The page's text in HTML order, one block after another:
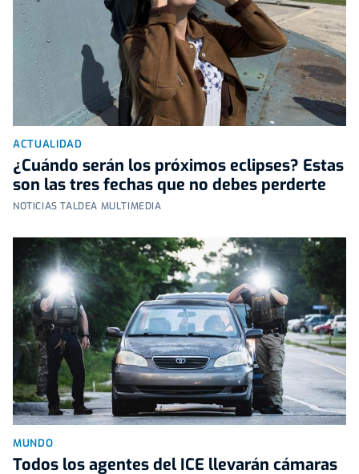
ACTUALIDAD
¿Cuándo serán los próximos eclipses? Estas
son las tres fechas que no debes perderte
NOTICIAS TALDEA MULTIMEDIA
MUNDO
Todos los agentes del ICE llevarán cámaras